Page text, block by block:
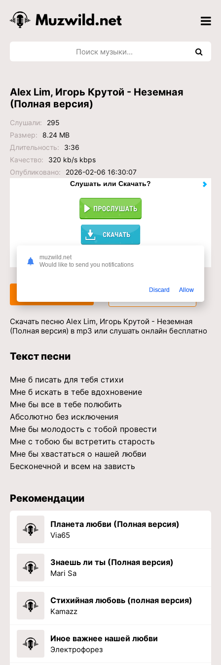
Alex Lim, Игорь Крутой - Неземная
(Полная версия)
Слушали:
295
Размер:
8.24 MB
Длительность:
3:36
Качество:
320 kb/s kbps
Опубликовано:
2026-02-06 16:30:07
Слушать или Скачать?
Доступ к музыкальному сервису
Скачать
Скачать песню Alex Lim, Игорь Крутой - Неземная
(Полная версия) в mp3 или слушать онлайн бесплатно
Текст песни
Мне б писать для тебя стихи
Мне б искать в тебе вдохновение
Мне бы все в тебе полюбить
Абсолютно без исключения
Мне бы молодость с тобой провести
Мне с тобою бы встретить старость
Мне бы хвастаться о нашей любви
Бесконечной и всем на зависть
Рекомендации
Планета любви (Полная версия)
Via65
Знаешь ли ты (Полная версия)
Mari Sa
Стихийная любовь (полная версия)
Kamazz
Иное важнее нашей любви
Электрофорез
muzwild.net
Would like to send you notifications
Discard Allow